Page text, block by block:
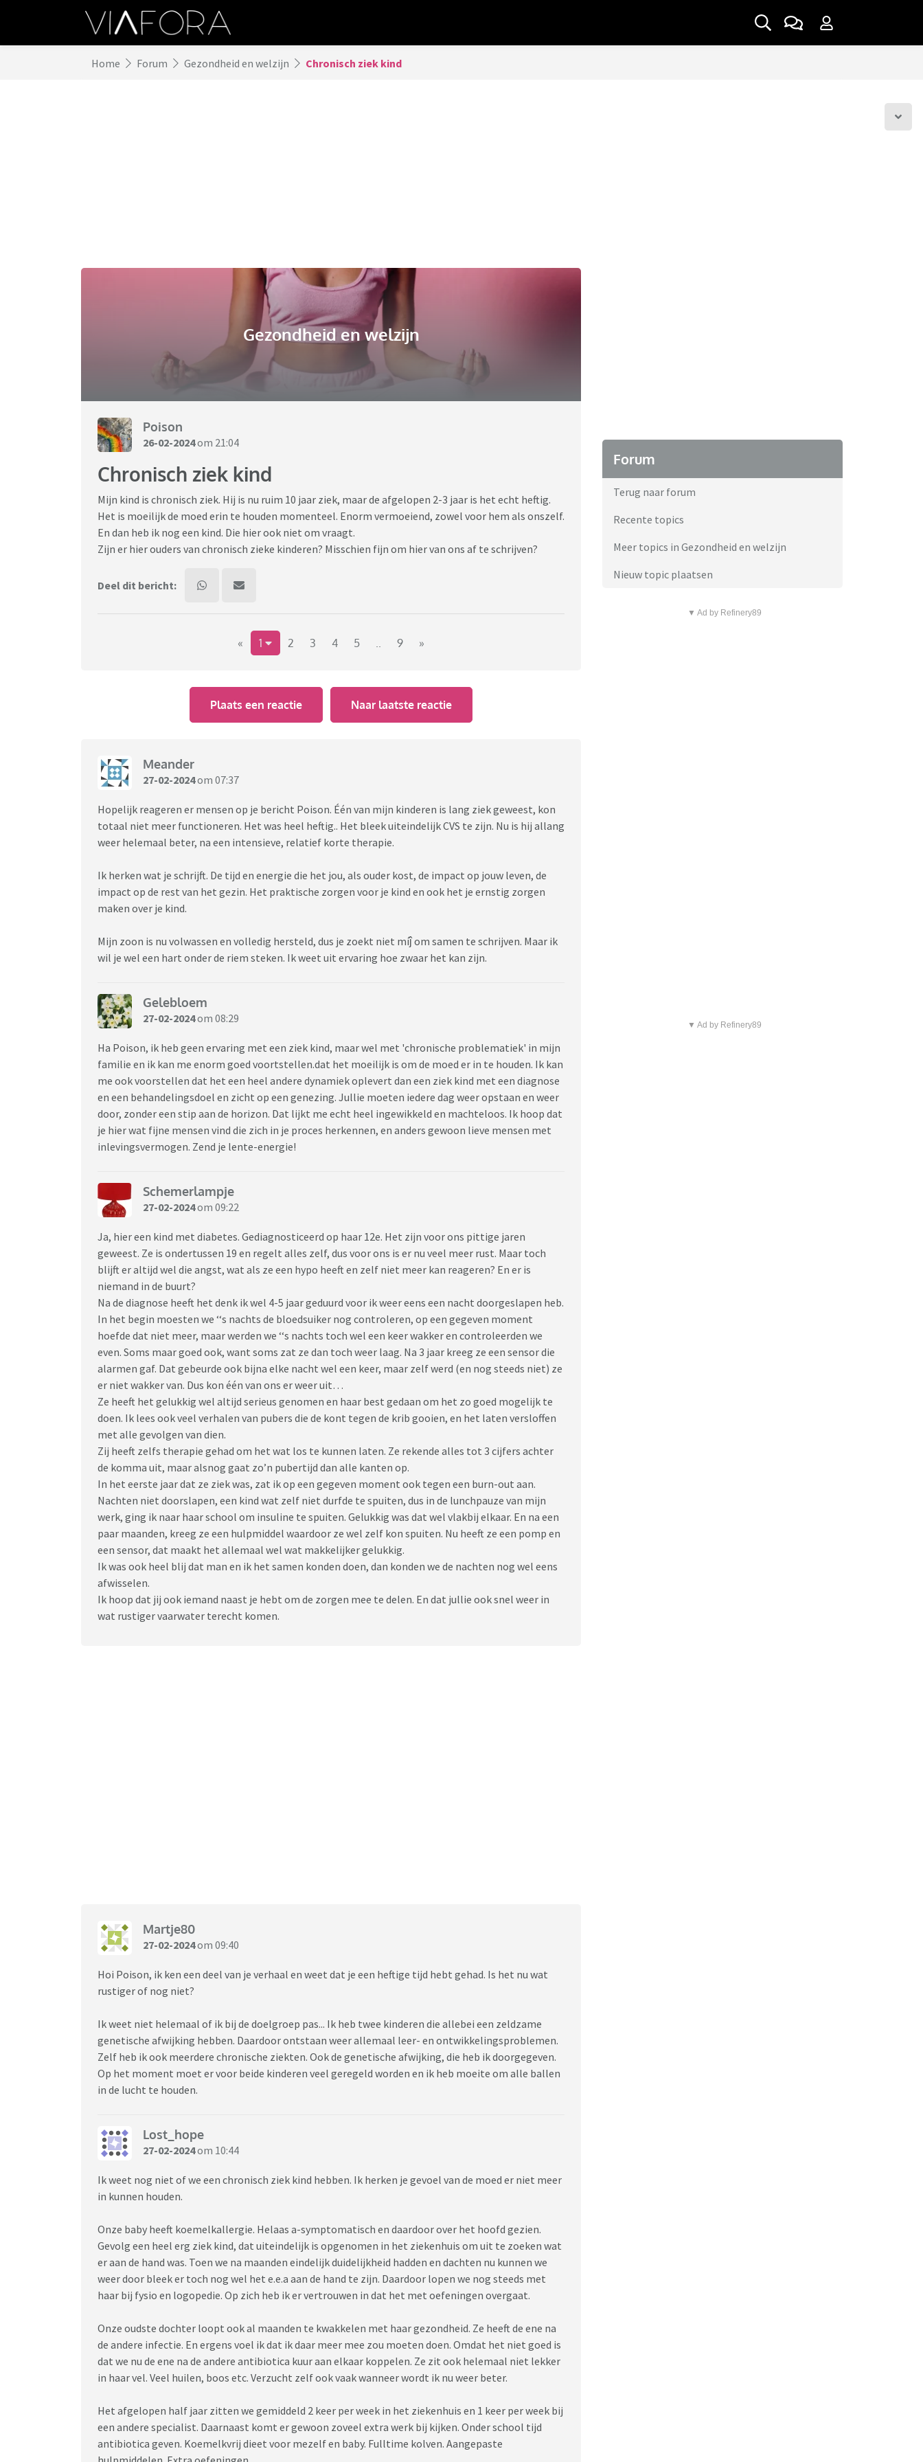
Home Forum Gezondheid en welzijn Chronisch ziek kind
Gezondheid en welzijn
Poison
26-02-2024om 21:04
Chronisch ziek kind
Mijn kind is chronisch ziek. Hij is nu ruim 10 jaar ziek, maar de afgelopen 2-3 jaar is het echt heftig.
Het is moeilijk de moed erin te houden momenteel. Enorm vermoeiend, zowel voor hem als onszelf.
En dan heb ik nog een kind. Die hier ook niet om vraagt.
Zijn er hier ouders van chronisch zieke kinderen? Misschien fijn om hier van ons af te schrijven?
Deel dit bericht:
« 1 2 3 4 5 .. 9 »
Plaats een reactie Naar laatste reactie
Meander
27-02-2024om 07:37
Hopelijk reageren er mensen op je bericht Poison. Één van mijn kinderen is lang ziek geweest, kon
totaal niet meer functioneren. Het was heel heftig.. Het bleek uiteindelijk CVS te zijn. Nu is hij allang
weer helemaal beter, na een intensieve, relatief korte therapie.
Ik herken wat je schrijft. De tijd en energie die het jou, als ouder kost, de impact op jouw leven, de
impact op de rest van het gezin. Het praktische zorgen voor je kind en ook het je ernstig zorgen
maken over je kind.
Mijn zoon is nu volwassen en volledig hersteld, dus je zoekt niet míĵ om samen te schrijven. Maar ik
wil je wel een hart onder de riem steken. Ik weet uit ervaring hoe zwaar het kan zijn.
Gelebloem
27-02-2024om 08:29
Ha Poison, ik heb geen ervaring met een ziek kind, maar wel met 'chronische problematiek' in mijn
familie en ik kan me enorm goed voortstellen.dat het moeilijk is om de moed er in te houden. Ik kan
me ook voorstellen dat het een heel andere dynamiek oplevert dan een ziek kind met een diagnose
en een behandelingsdoel en zicht op een genezing. Jullie moeten iedere dag weer opstaan en weer
door, zonder een stip aan de horizon. Dat lijkt me echt heel ingewikkeld en machteloos. Ik hoop dat
je hier wat fijne mensen vind die zich in je proces herkennen, en anders gewoon lieve mensen met
inlevingsvermogen. Zend je lente-energie!
Schemerlampje
27-02-2024om 09:22
Ja, hier een kind met diabetes. Gediagnosticeerd op haar 12e. Het zijn voor ons pittige jaren
geweest. Ze is ondertussen 19 en regelt alles zelf, dus voor ons is er nu veel meer rust. Maar toch
blijft er altijd wel die angst, wat als ze een hypo heeft en zelf niet meer kan reageren? En er is
niemand in de buurt?
Na de diagnose heeft het denk ik wel 4-5 jaar geduurd voor ik weer eens een nacht doorgeslapen heb.
In het begin moesten we ‘‘s nachts de bloedsuiker nog controleren, op een gegeven moment
hoefde dat niet meer, maar werden we ‘‘s nachts toch wel een keer wakker en controleerden we
even. Soms maar goed ook, want soms zat ze dan toch weer laag. Na 3 jaar kreeg ze een sensor die
alarmen gaf. Dat gebeurde ook bijna elke nacht wel een keer, maar zelf werd (en nog steeds niet) ze
er niet wakker van. Dus kon één van ons er weer uit…
Ze heeft het gelukkig wel altijd serieus genomen en haar best gedaan om het zo goed mogelijk te
doen. Ik lees ook veel verhalen van pubers die de kont tegen de krib gooien, en het laten versloffen
met alle gevolgen van dien.
Zij heeft zelfs therapie gehad om het wat los te kunnen laten. Ze rekende alles tot 3 cijfers achter
de komma uit, maar alsnog gaat zo’n pubertijd dan alle kanten op.
In het eerste jaar dat ze ziek was, zat ik op een gegeven moment ook tegen een burn-out aan.
Nachten niet doorslapen, een kind wat zelf niet durfde te spuiten, dus in de lunchpauze van mijn
werk, ging ik naar haar school om insuline te spuiten. Gelukkig was dat wel vlakbij elkaar. En na een
paar maanden, kreeg ze een hulpmiddel waardoor ze wel zelf kon spuiten. Nu heeft ze een pomp en
een sensor, dat maakt het allemaal wel wat makkelijker gelukkig.
Ik was ook heel blij dat man en ik het samen konden doen, dan konden we de nachten nog wel eens
afwisselen.
Ik hoop dat jij ook iemand naast je hebt om de zorgen mee te delen. En dat jullie ook snel weer in
wat rustiger vaarwater terecht komen.
Martje80
27-02-2024om 09:40
Hoi Poison, ik ken een deel van je verhaal en weet dat je een heftige tijd hebt gehad. Is het nu wat
rustiger of nog niet?
Ik weet niet helemaal of ik bij de doelgroep pas... Ik heb twee kinderen die allebei een zeldzame
genetische afwijking hebben. Daardoor ontstaan weer allemaal leer- en ontwikkelingsproblemen.
Zelf heb ik ook meerdere chronische ziekten. Ook de genetische afwijking, die heb ik doorgegeven.
Op het moment moet er voor beide kinderen veel geregeld worden en ik heb moeite om alle ballen
in de lucht te houden.
Lost_hope
27-02-2024om 10:44
Ik weet nog niet of we een chronisch ziek kind hebben. Ik herken je gevoel van de moed er niet meer
in kunnen houden.
Onze baby heeft koemelkallergie. Helaas a-symptomatisch en daardoor over het hoofd gezien.
Gevolg een heel erg ziek kind, dat uiteindelijk is opgenomen in het ziekenhuis om uit te zoeken wat
er aan de hand was. Toen we na maanden eindelijk duidelijkheid hadden en dachten nu kunnen we
weer door bleek er toch nog wel het e.e.a aan de hand te zijn. Daardoor lopen we nog steeds met
haar bij fysio en logopedie. Op zich heb ik er vertrouwen in dat het met oefeningen overgaat.
Onze oudste dochter loopt ook al maanden te kwakkelen met haar gezondheid. Ze heeft de ene na
de andere infectie. En ergens voel ik dat ik daar meer mee zou moeten doen. Omdat het niet goed is
dat we nu de ene na de andere antibiotica kuur aan elkaar koppelen. Ze zit ook helemaal niet lekker
in haar vel. Veel huilen, boos etc. Verzucht zelf ook vaak wanneer wordt ik nu weer beter.
Het afgelopen half jaar zitten we gemiddeld 2 keer per week in het ziekenhuis en 1 keer per week bij
een andere specialist. Daarnaast komt er gewoon zoveel extra werk bij kijken. Onder school tijd
antibiotica geven. Koemelkvrij dieet voor mezelf en baby. Fulltime kolven. Aangepaste
Forum
Terug naar forum
Recente topics
Meer topics in Gezondheid en welzijn
Nieuw topic plaatsen
▼ Ad by Refinery89
▼ Ad by Refinery89